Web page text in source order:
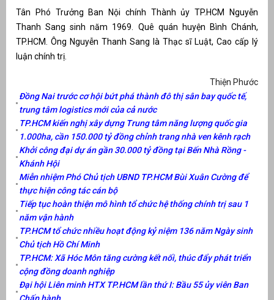
Tân Phó Trưởng Ban Nội chính Thành ủy TP.HCM Nguyễn
Thanh Sang sinh năm 1969. Quê quán huyện Bình Chánh,
TP.HCM. Ông Nguyễn Thanh Sang là Thạc sĩ Luật, Cao cấp lý
luận chính trị.
Thiện Phước
Đồng Nai trước cơ hội bứt phá thành đô thị sân bay quốc tế,
trung tâm logistics mới của cả nước
TP.HCM kiến nghị xây dựng Trung tâm năng lượng quốc gia
1.000ha, cần 150.000 tỷ đồng chỉnh trang nhà ven kênh rạch
Khởi công đại dự án gần 30.000 tỷ đồng tại Bến Nhà Rồng -
Khánh Hội
Miễn nhiệm Phó Chủ tịch UBND TP.HCM Bùi Xuân Cường để
thực hiện công tác cán bộ
Tiếp tục hoàn thiện mô hình tổ chức hệ thống chính trị sau 1
năm vận hành
TP.HCM tổ chức nhiều hoạt động kỷ niệm 136 năm Ngày sinh
Chủ tịch Hồ Chí Minh
TP.HCM: Xã Hóc Môn tăng cường kết nối, thúc đẩy phát triển
cộng đồng doanh nghiệp
Đại hội Liên minh HTX TP.HCM lần thứ I: Bầu 55 ủy viên Ban
Chấp hành